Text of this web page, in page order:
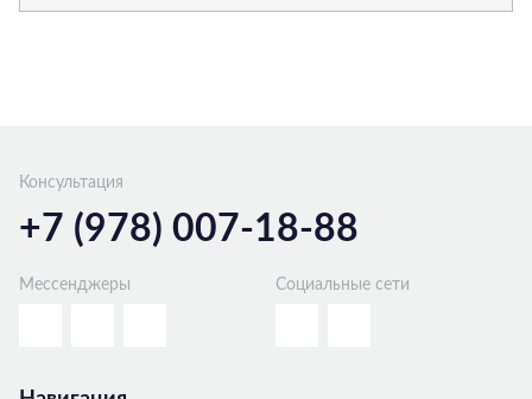
Консультация
+7 (978) 007-18-88
Мессенджеры Социальные сети